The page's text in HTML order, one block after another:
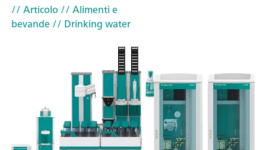
// Articolo // Alimenti e
bevande// Drinking water